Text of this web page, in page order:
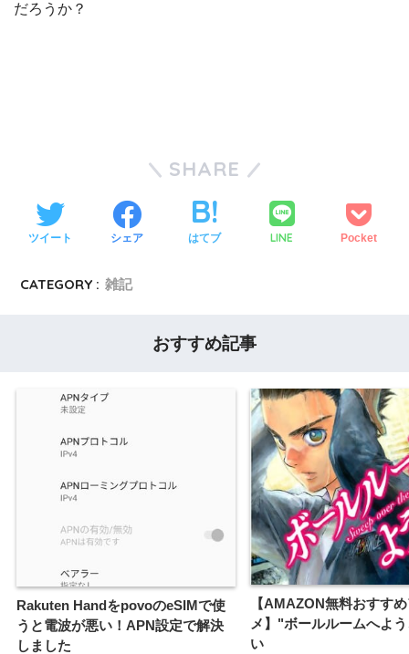
だろうか？
SHARE
ツイート シェア はてブ LINE Pocket
CATEGORY : 雑記
おすすめ記事
Rakuten HandをpovoのeSIMで使
うと電波が悪い！APN設定で解決
しました
【AMAZON無料おすす
メ】"ボールルームへよ
い